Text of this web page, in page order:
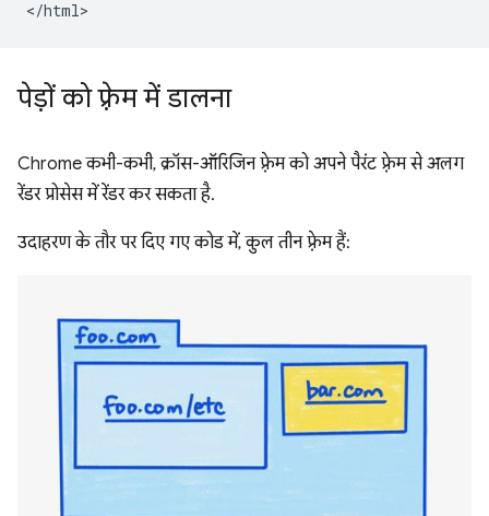
पेड़ों को फ़्रेम में डालना
Chrome कभी-कभी, क्रॉस-ऑरिजिन फ़्रेम को अपने पैरंट फ़्रेम से अलग
रेंडर प्रोसेस में रेंडर कर सकता है.
उदाहरण के तौर पर दिए गए कोड में, कुल तीन फ़्रेम हैं: